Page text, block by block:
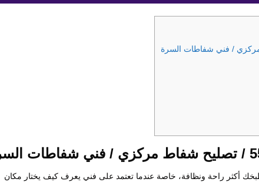
راحة ونظافة، خاصة عندما تعتمد على فني يعرف كيف يختار مكان